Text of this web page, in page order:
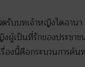
รับบทเจ้าหญิงไดอาน
เป็นที่รักของประชาช
องนี้คือกระบวนการค้